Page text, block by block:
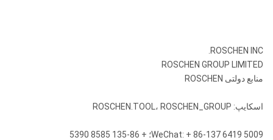
ROSCHEN INC.
ROSCHEN GROUP LIMITED
منابع دولتی ROSCHEN
اسکایپ: ROSCHEN.TOOL، ROSCHEN_GROUP
WeChat: + 86-137 6419 5009؛ + 86-135 8585 5390